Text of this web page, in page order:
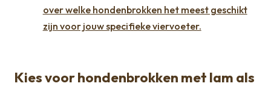
over welke hondenbrokken het meest geschikt
zijn voor jouw specifieke viervoeter.
Kies voor hondenbrokken met lam als